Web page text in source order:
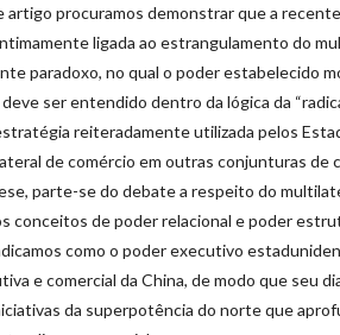
artigo procuramos demonstrar que a
ligada ao estrangulamento do
paradoxo, no qual o poder estabelecido
ser entendido dentro da lógica da
reiteradamente utilizada pelos
de comércio em outras conjunturas de
parte-se do debate a respeito do
conceitos de poder relacional e poder
como o poder executivo
e comercial da China, de modo que seu
da superpotência do norte que